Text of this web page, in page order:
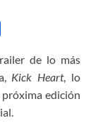
de lo más
Kick Heart, lo
próxima edición